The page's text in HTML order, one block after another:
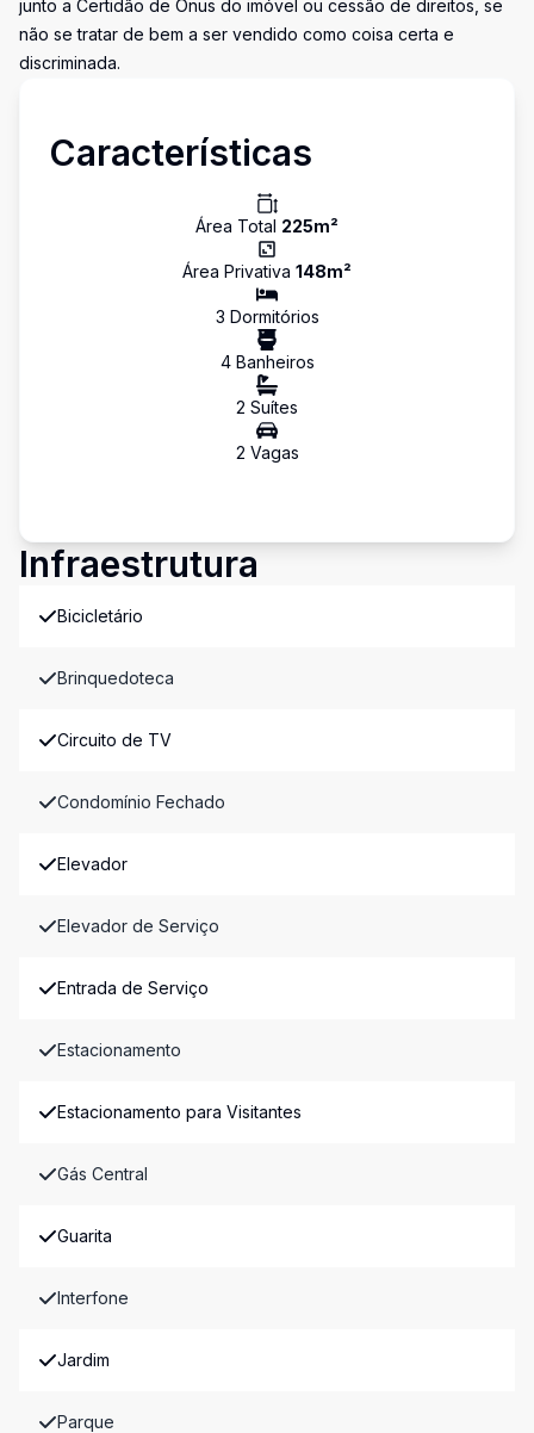
junto a Certidão de Ônus do imóvel ou cessão de direitos, se
não se tratar de bem a ser vendido como coisa certa e
discriminada.
Características
Área Total 225m²
Área Privativa 148m²
3 Dormitórios
4Banheiros
2 Suítes
2 Vagas
Infraestrutura
Bicicletário
Brinquedoteca
Circuito de TV
Condomínio Fechado
Elevador
Elevador de Serviço
Entrada de Serviço
Estacionamento
Estacionamento para Visitantes
Gás Central
Guarita
Interfone
Jardim
Parque